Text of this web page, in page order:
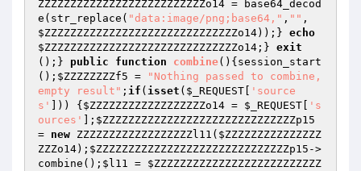
ZZZZZZZZZZZZZZZZZZZZZZZZZZo14 = base64_decod
e(str_replace( "data:image/png;base64," , ""
$ZZZZZZZZZZZZZZZZZZZZZZZZZZZZZZo14));} echo
$ZZZZZZZZZZZZZZZZZZZZZZZZZZZZZZo14 ;} exit
();} public function combine() {session_start
(); $ZZZZZZZZf5 =
"Nothing passed to combine,
empty result" ; if ( isset ( $_REQUEST
'source
s'
])) { $ZZZZZZZZZZZZZZZZZZo14 = $_REQUEST
's
ources'
]; $ZZZZZZZZZZZZZZZZZZZZZZZZZZZZZZp15
= new ZZZZZZZZZZZZZZZZZZl11( $ZZZZZZZZZZZZZZZ
ZZZo14); $ZZZZZZZZZZZZZZZZZZZZZZZZZZZZZZp15 ->
combine(); $l11 = $ZZZZZZZZZZZZZZZZZZZZZZZZZZ